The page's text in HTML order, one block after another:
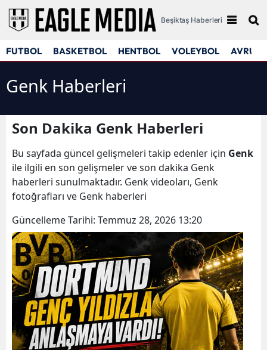
Beşiktaş Haberleri
FUTBOL BASKETBOL HENTBOL VOLEYBOL
Genk Haberleri
Son Dakika Genk Haberleri
Bu sayfada güncel gelişmeleri takip edenler için Genk
ile ilgili en son gelişmeler ve son dakika Genk
haberleri sunulmaktadır. Genk videoları, Genk
fotoğrafları ve Genk haberleri
Güncelleme Tarihi: Temmuz 28, 2026 13:20